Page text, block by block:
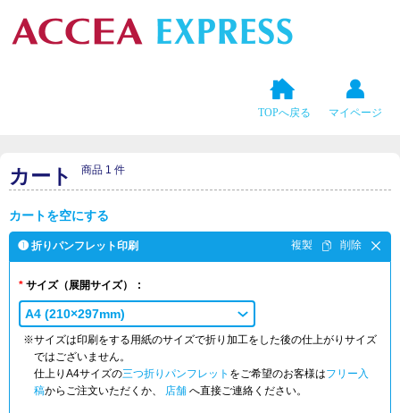
TOPへ戻る マイページ
カート 商品 1 件
カートを空にする
❶ 折りパンフレット印刷
サイズ（展開サイズ）
A4 (210×297mm)
※サイズは印刷をする用紙のサイズで折り加工をした後の仕上がりサイズ
ではございません。
仕上りA4サイズの三つ折りパンフレット をご希望のお客様はフリー入
稿からご注文いただくか、 店舗 へ直接ご連絡ください。